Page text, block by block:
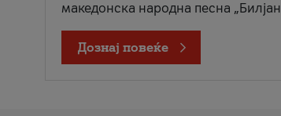
македонска народна песна „Билјан
Дознај повеќе